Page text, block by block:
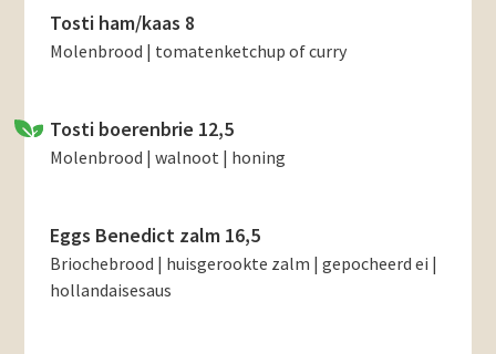
Tosti ham/kaas 8
Molenbrood | tomatenketchup of curry
Tosti boerenbrie 12,5
Molenbrood | walnoot | honing
Eggs Benedict zalm 16,5
Briochebrood | huisgerookte zalm | gepocheerd ei |
hollandaisesaus